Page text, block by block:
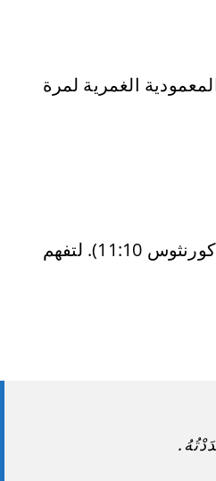
الغمرية لمرة
الكتاب المقدس يأمر النساء بتغطية رؤوسهن أثناء العبادة بسبب الملائكة (1 كورنثوس 11:10). لتفهم